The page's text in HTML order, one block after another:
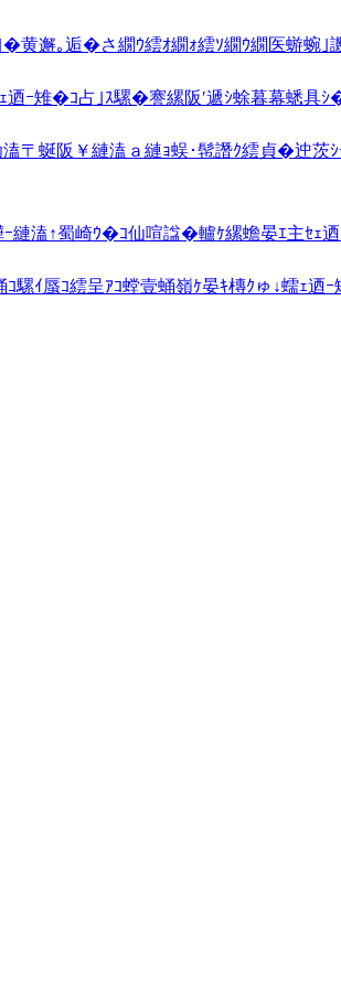
邂｡逅�さ繝ｳ繧ｵ繝ｫ繧ｿ繝ｳ繝医蝣
雉�ｺ占｣ｽ騾�謇縲阪′遞ｼ蜍暮幕蟋具ｼ
蜒阪￥縺溘ａ縺ｮ蜈･髢譖ｸ繧貞�迚
縺溘↑蜀崎ｳ�ｺ仙喧諡�轤ｹ縲蟾晏ｴ主ｾ
ｲ蜃ｺ繧呈ｱｺ螳壹蛹嶺ｹ晏ｷ槫ｸゅ↓蠕ｪ